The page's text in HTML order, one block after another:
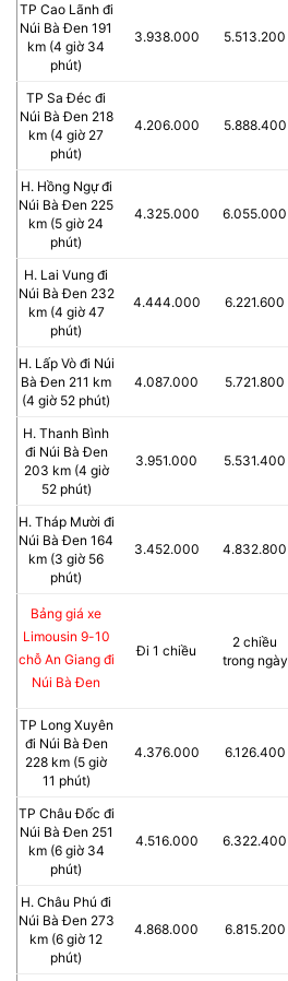
TP Cao Lãnh đi
Núi Bà Đen 191
km (4 giờ 34
phút)
3.938.000 5.513.200
TP Sa Đéc đi
Núi Bà Đen 218
km (4 giờ 27
phút)
4.206.000 5.888.400
H. Hồng Ngự đi
Núi Bà Đen 225
km (5 giờ 24
phút)
4.325.000 6.055.000
H. Lai Vung đi
Núi Bà Đen 232
km (4 giờ 47
phút)
4.444.000 6.221.600
H. Lấp Vò đi Núi
Bà Đen 211 km
(4 giờ 52 phút)
4.087.000 5.721.800
H. Thanh Bình
đi Núi Bà Đen
203 km (4 giờ
52 phút)
3.951.000 5.531.400
H. Tháp Mười đi
Núi Bà Đen 164
km (3 giờ 56
phút)
3.452.000 4.832.800
Bảng giá xe
Limousin 9-10
chỗ An Giang đi
Núi Bà Đen
Đi 1 chiều
2 chiều
trong ngày
TP Long Xuyên
đi Núi Bà Đen
228 km (5 giờ
11 phút)
4.376.000 6.126.400
TP Châu Đốc đi
Núi Bà Đen 251
km (6 giờ 34
phút)
4.516.000 6.322.400
H. Châu Phú đi
Núi Bà Đen 273
km (6 giờ 12
phút)
4.868.000 6.815.200